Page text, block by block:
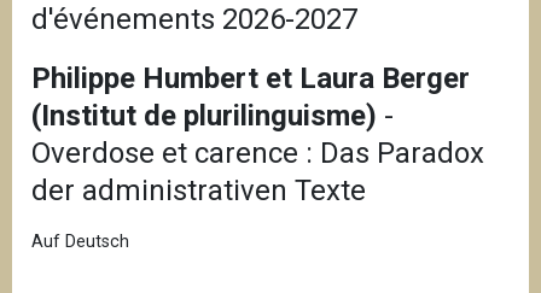
d'événements 2026-2027
Philippe Humbert et Laura Berger
(Institut de plurilinguisme) -
Overdose et carence : Das Paradox
der administrativen Texte
Auf Deutsch